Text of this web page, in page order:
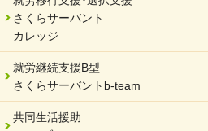
2024/02/02
岐阜県 ワーク・ライフ・バランス
2024/01/15
令和6年能登半島地震被災者支援に
2023/12/29
年末年始のお知らせ
さくらサーバント
カレッジ
就労継続支援B型
さくらサーバントb-team
共同生活援助